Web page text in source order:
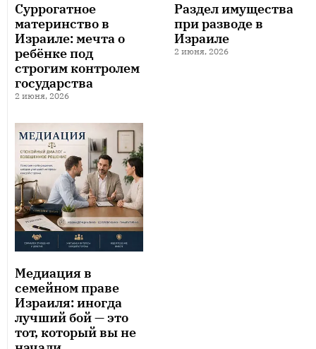
Суррогатное
материнство в
Израиле: мечта о
ребёнке под
строгим контролем
государства
2 июня, 2026
Раздел имущества
при разводе в
Израиле
2 июня, 2026
Медиация в
семейном праве
Израиля: иногда
лучший бой — это
тот, который вы не